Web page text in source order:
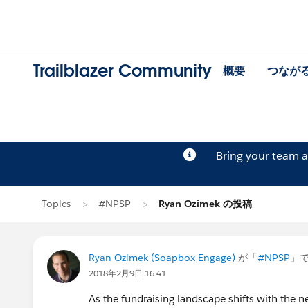
Trailblazer Community 概要 つなが
Bring your team
Topics #NPSP Ryan Ozimek の投稿
Ryan Ozimek (Soapbox Engage) が「#NPSP 」
2018年2月9日 16:41
As the fundraising landscape shifts with the